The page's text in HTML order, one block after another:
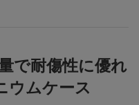
で耐傷性に優れ
ウムケース